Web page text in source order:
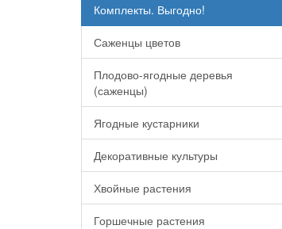
Комплекты. Выгодно!
Саженцы цветов
Плодово-ягодные деревья
(саженцы)
Ягодные кустарники
Декоративные культуры
Хвойные растения
Горшечные растения